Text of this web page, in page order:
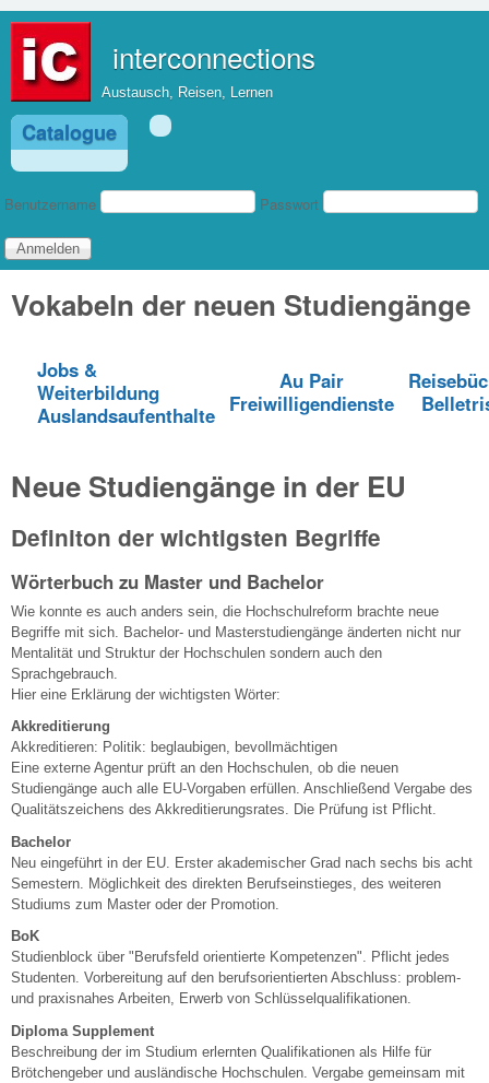
interconnections
Austausch, Reisen, Lernen
Catalogue
Benutzeranmeldung
Benutzername Passwort
Vokabeln der neuen Studiengänge
Jobs &
Weiterbildung
Auslandsaufenthalte
Au Pair
Freiwilligendienste
Neue Studiengänge in der EU
Definiton der wichtigsten Begriffe
Wörterbuch zu Master und Bachelor
Wie konnte es auch anders sein, die Hochschulreform brachte neue
Begriffe mit sich. Bachelor- und Masterstudiengänge änderten nicht nur
Mentalität und Struktur der Hochschulen sondern auch den
Sprachgebrauch.
Hier eine Erklärung der wichtigsten Wörter:
Akkreditierung
Akkreditieren: Politik: beglaubigen, bevollmächtigen
Eine externe Agentur prüft an den Hochschulen, ob die neuen
Studiengänge auch alle EU-Vorgaben erfüllen. Anschließend Vergabe des
Qualitätszeichens des Akkreditierungsrates. Die Prüfung ist Pflicht.
Bachelor
Neu eingeführt in der EU. Erster akademischer Grad nach sechs bis acht
Semestern. Möglichkeit des direkten Berufseinstieges, des weiteren
Studiums zum Master oder der Promotion.
BoK
Studienblock über "Berufsfeld orientierte Kompetenzen". Pflicht jedes
Studenten. Vorbereitung auf den berufsorientierten Abschluss: problem-
und praxisnahes Arbeiten, Erwerb von Schlüsselqualifikationen.
Diploma Supplement
Beschreibung der im Studium erlernten Qualifikationen als Hilfe für
Brötchengeber und ausländische Hochschulen. Vergabe gemeinsam mit